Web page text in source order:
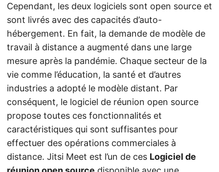
Cependant, les deux logiciels sont open source et
sont livrés avec des capacités d’auto-
hébergement. En fait, la demande de modèle de
travail à distance a augmenté dans une large
mesure après la pandémie. Chaque secteur de la
vie comme l’éducation, la santé et d’autres
industries a adopté le modèle distant. Par
conséquent, le logiciel de réunion open source
propose toutes ces fonctionnalités et
caractéristiques qui sont suffisantes pour
effectuer des opérations commerciales à
distance. Jitsi Meet est l’un de ces Logiciel de